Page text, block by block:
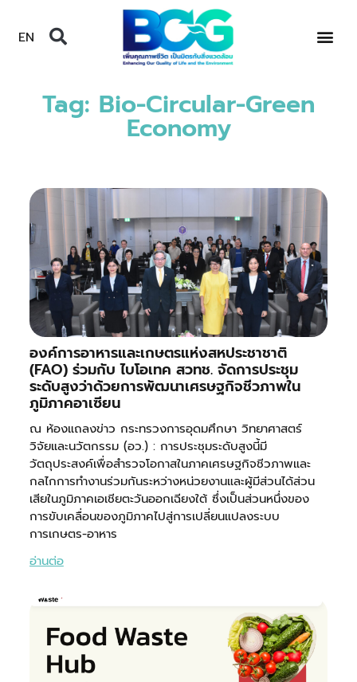
EN
Tag: Bio-Circular-Green
Economy
องค์การอาหารและเกษตรแห่งสหประชาชาติ
(FAO) ร่วมกับ ไบโอเทค สวทช. จัดการประชุม
ระดับสูงว่าด้วยการพัฒนาเศรษฐกิจชีวภาพใน
ภูมิภาคอาเซียน
ณ ห้องแถลงข่าว กระทรวงการอุดมศึกษา วิทยาศาสตร์
วิจัยและนวัตกรรม (อว.) : การประชุมระดับสูงนี้มี
วัตถุประสงค์เพื่อสำรวจโอกาสในภาคเศรษฐกิจชีวภาพและ
กลไกการทำงานร่วมกันระหว่างหน่วยงานและผู้มีส่วนได้ส่วน
เสียในภูมิภาคเอเชียตะวันออกเฉียงใต้ ซึ่งเป็นส่วนหนึ่งของ
การขับเคลื่อนของภูมิภาคไปสู่การเปลี่ยนแปลงระบบ
การเกษตร-อาหาร
อ่านต่อ